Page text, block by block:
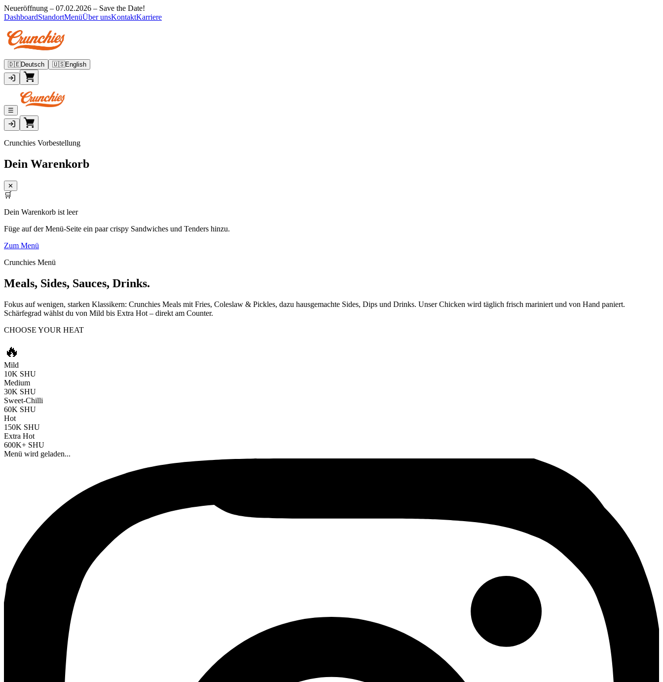
Neueröffnung – 07.02.2026 – Save the Date!
DashboardStandortMenüÜber unsKontaktKarriere
🇩🇪Deutsch 🇺🇸English
☰
Crunchies Vorbestellung
Dein Warenkorb
✕
🛒
Dein Warenkorb ist leer
Füge auf der Menü-Seite ein paar crispy Sandwiches und Tenders hinzu.
Zum Menü
Crunchies Menü
Meals, Sides, Sauces, Drinks.
Fokus auf wenigen, starken Klassikern: Crunchies Meals mit Fries, Coleslaw & Pickles, dazu hausgemachte Sides, Dips und Drinks. Unser Chicken wird täglich frisch mariniert und von Hand paniert.
Schärfegrad wählst du von Mild bis Extra Hot – direkt am Counter.
CHOOSE YOUR HEAT
🔥
Mild
10K SHU
Medium
30K SHU
Sweet-Chilli
60K SHU
Hot
150K SHU
Extra Hot
600K+ SHU
Menü wird geladen...